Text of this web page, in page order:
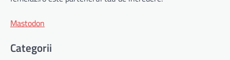
Mastodon
Categorii